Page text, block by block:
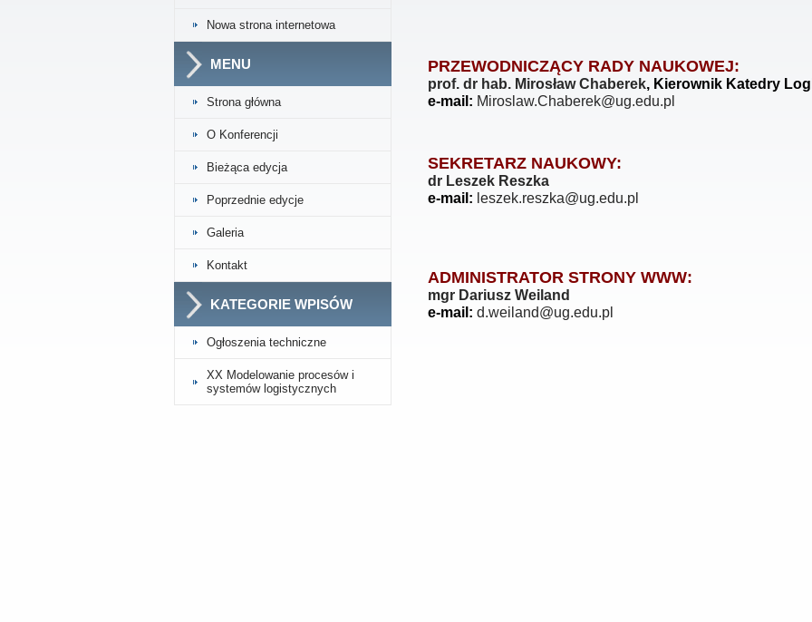
PRZEWODNICZĄCY RADY NAUKOWEJ:
prof. dr hab. Mirosław Chaberek, Kierownik Katedry
e-mail: Miroslaw.Chaberek@ug.edu.pl
SEKRETARZ NAUKOWY:
dr Leszek Reszka
e-mail: leszek.reszka@ug.edu.pl
ADMINISTRATOR STRONY WWW:
mgr Dariusz Weiland
e-mail: d.weiland@ug.edu.pl
Nowa strona internetowa
MENU
Strona główna
O Konferencji
Bieżąca edycja
Poprzednie edycje
Galeria
Kontakt
KATEGORIE WPISÓW
Ogłoszenia techniczne
XX Modelowanie procesów i
systemów logistycznych